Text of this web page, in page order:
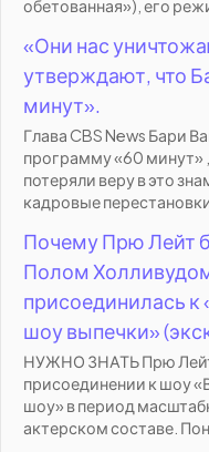
обетованная»), его
«Они нас
утверждают, что
минут».
Глава CBS News Бари
программу «60 минут»
потеряли веру в это
кадровые перестановки
Почему Прю Лейт
Полом
присоединилась
шоу выпечки»
НУЖНО ЗНАТЬ Прю
присоединении к шоу
шоу» в период
актерском составе.